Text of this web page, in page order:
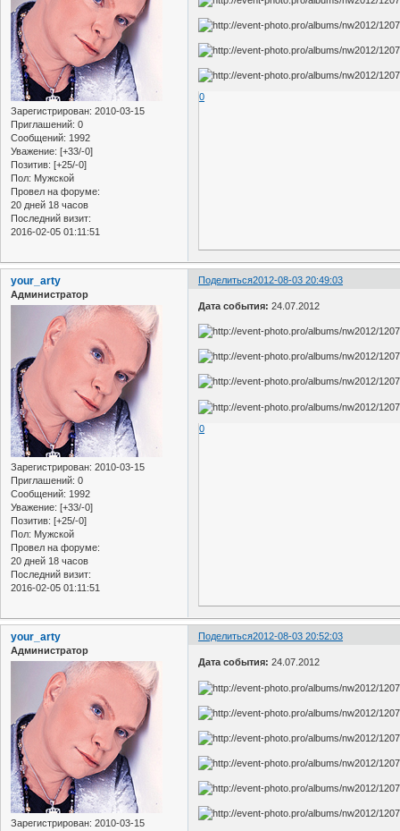
Зарегистрирован: 2010-03-15
Приглашений: 0
Сообщений: 1992
Уважение: [+33/-0]
Позитив: [+25/-0]
Пол: Мужской
Провел на форуме:
20 дней 18 часов
Последний визит:
2016-02-05 01:11:51
0
Поделиться2012-08-03 20:49:03
your_arty
Администратор
Зарегистрирован: 2010-03-15
Приглашений: 0
Сообщений: 1992
Уважение: [+33/-0]
Позитив: [+25/-0]
Пол: Мужской
Провел на форуме:
20 дней 18 часов
Последний визит:
2016-02-05 01:11:51
Дата события: 24.07.2012
0
Поделиться2012-08-03 20:52:03
your_arty
Администратор
Зарегистрирован: 2010-03-15
Дата события: 24.07.2012